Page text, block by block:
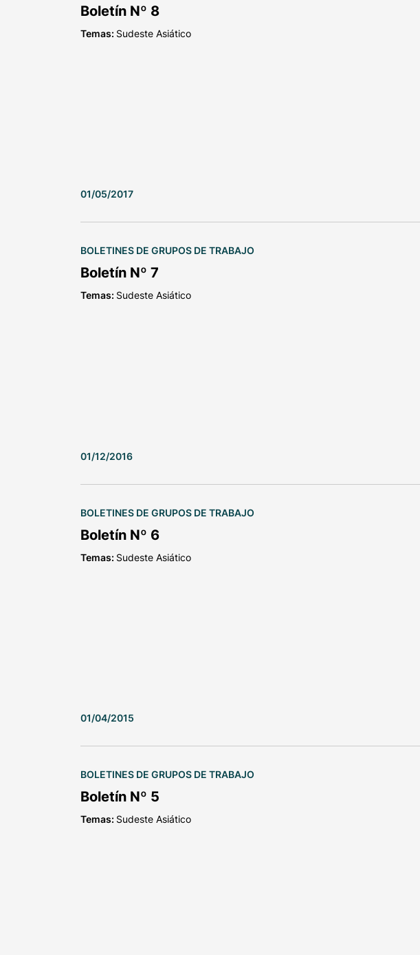
Boletín Nº 8
Temas: Sudeste Asiático
01/05/2017
BOLETINES DE GRUPOS DE TRABAJO
Boletín Nº 7
Temas: Sudeste Asiático
01/12/2016
BOLETINES DE GRUPOS DE TRABAJO
Boletín Nº 6
Temas: Sudeste Asiático
01/04/2015
BOLETINES DE GRUPOS DE TRABAJO
Boletín Nº 5
Temas: Sudeste Asiático